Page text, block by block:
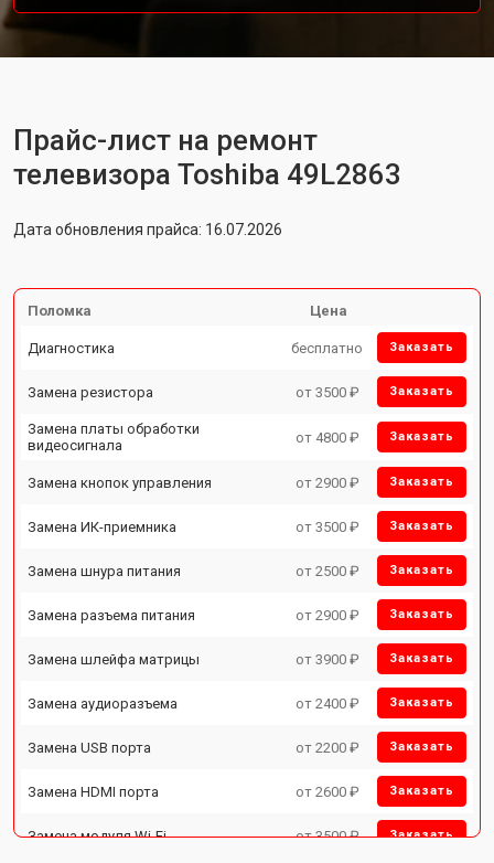
Прайс-лист на ремонт
телевизора Toshiba 49L2863
Дата обновления прайса: 16.07.2026
Поломка Цена
Диагностика бесплатно Заказать
Замена резистора от 3500 ₽ Заказать
Замена платы обработки
видеосигнала
от 4800 ₽ Заказать
Замена кнопок управления от 2900 ₽ Заказать
Замена ИК-приемника от 3500 ₽ Заказать
Замена шнура питания от 2500 ₽ Заказать
Замена разъема питания от 2900 ₽ Заказать
Замена шлейфа матрицы от 3900 ₽ Заказать
Замена аудиоразъема от 2400 ₽ Заказать
Замена USB порта от 2200 ₽ Заказать
Замена HDMI порта от 2600 ₽ Заказать
Замена модуля Wi-Fi от 3500 ₽ Заказать